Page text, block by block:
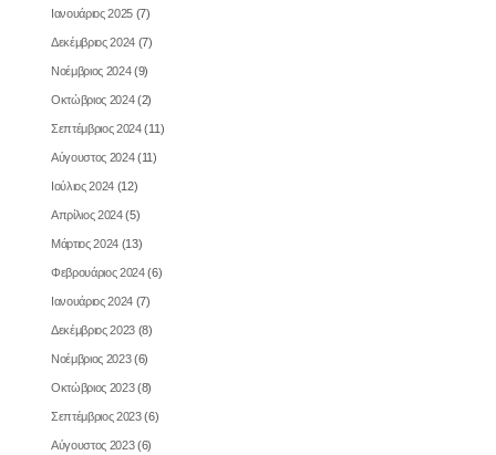
Ιανουάριος 2025 (7)
Δεκέμβριος 2024 (7)
Νοέμβριος 2024(9)
Οκτώβριος 2024(2)
Σεπτέμβριος 2024(11)
Αύγουστος 2024(11)
Ιούλιος 2024 (12)
Απρίλιος 2024(5)
Μάρτιος 2024 (13)
Φεβρουάριος 2024(6)
Ιανουάριος 2024 (7)
Δεκέμβριος 2023 (8)
Νοέμβριος 2023(6)
Οκτώβριος 2023(8)
Σεπτέμβριος 2023(6)
Αύγουστος 2023(6)